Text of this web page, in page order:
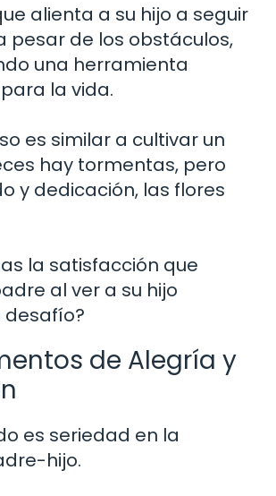
alienta a su hijo a seguir
pesar de los obstáculos,
una herramienta
la vida.
es similar a cultivar un
hay tormentas, pero
y dedicación, las flores
la satisfacción que
al ver a su hijo
desafío?
de Alegría y
es seriedad en la
hijo.